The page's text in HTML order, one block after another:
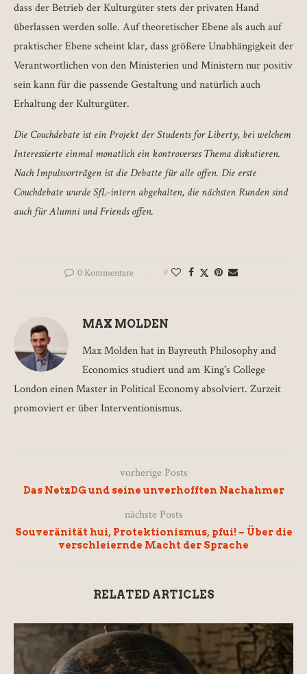
dass der Betrieb der Kulturgüter stets der privaten Hand
überlassen werden solle. Auf theoretischer Ebene als auch auf
praktischer Ebene scheint klar, dass größere Unabhängigkeit der
Verantwortlichen von den Ministerien und Ministern nur positiv
sein kann für die passende Gestaltung und natürlich auch
Erhaltung der Kulturgüter.
Die Couchdebate ist ein Projekt der Students for Liberty, bei welchem
Interessierte einmal monatlich ein kontroverses Thema diskutieren.
Nach Impulsvorträgen ist die Debatte für alle offen. Die erste
Couchdebate wurde SfL-intern abgehalten, die nächsten Runden sind
auch für Alumni und Friends offen.
0 Kommentare 0
MAX MOLDEN
Max Molden hat in Bayreuth Philosophy and
Economics studiert und am King's College
London einen Master in Political Economy absolviert. Zurzeit
promoviert er über Interventionismus.
vorherige Posts
Das NetzDG und seine unverhofften Nachahmer
nächste Posts
Souveränität hui, Protektionismus, pfui! – Über die
verschleiernde Macht der Sprache
RELATED ARTICLES